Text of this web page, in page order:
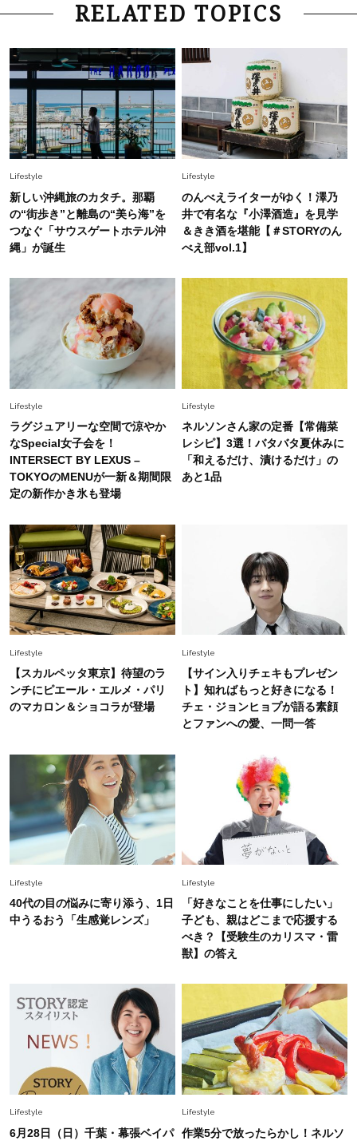
Lifestyle 2026.8.6
26年夏の【開運アクション】は”ひと拭き”習
は？」
Lifestyle 2026.5.22
梅宮アンナさん 電撃婚から1年、家族の価値観
を育み中「理想の暮らしよりも今の心地よさを選
んだ」
中村ゆりさん「40代になり、やっと“仕事以外の
幸福感”に目が向いた」ライフスタイルも、服も
白黒でもこんなに華やぐ！40代、夏の「甘めト
ップス×パンツ」コーデ〈3選〉
Fashion 2026.5.29
40代の夏通勤はこれ１着！「きちんと感」も
「オシャレ」も整うトレンドトップス〈4選〉
Fashion 2026.6.26
初夏はこれさえあれば！40代は【淡色ワンピ】
で即涼しげ＆上品見え〈3選〉
オシャレ40代の【ワンピ＆オールインワン】最
旬着こなし3選。地味見え回避のコツは「バッグ
選び」！
Fashion 2026.7.31
【40代のTシャツコーデ】超ビッグサイズ×きれ
いめハーフパンツでモードに昇華
Fashion 2026.6.25
毎日忙しい40代が頼れる！無難に見えない【ひ
とくせ黒ワンピ】〈5選〉
Fashion 2026.7.9
スタイリストが本気で推す！40代がほどよく華
やぐ【甘め黒アイテム】3選
RELATED TOPICS
Lifestyle
新しい沖縄旅のカタチ。那覇
の“街歩き”と離島の“美ら海”を
つなぐ「サウスゲートホテル沖
縄」が誕生
Lifestyle
のんべえライターがゆく！澤乃
井で有名な『小澤酒造』を見学
＆きき酒を堪能【＃STORYのん
べえ部vol.1】
Lifestyle
ラグジュアリーな空間で涼やか
なSpecial女子会を！
INTERSECT BY LEXUS –
TOKYOのMENUが一新＆期間限
定の新作かき氷も登場
Lifestyle
ネルソンさん家の定番【常備菜
レシピ】3選！バタバタ夏休みに
「和えるだけ、漬けるだけ」の
あと1品
Lifestyle
【スカルペッタ東京】待望のラ
ンチにピエール・エルメ・パリ
のマカロン＆ショコラが登場
Lifestyle
【サイン入りチェキもプレゼン
ト】知ればもっと好きになる！
チェ・ジョンヒョプが語る素顔
とファンへの愛、一問一答
Lifestyle
40代の目の悩みに寄り添う、1日
中うるおう「生感覚レンズ」
Lifestyle
「好きなことを仕事にしたい」
子ども、親はどこまで応援する
べき？【受験生のカリスマ・雷
獣】の答え
Lifestyle
6月28日（日）千葉・幕張ベイパ
Lifestyle
作業5分で放ったらかし！ネルソ